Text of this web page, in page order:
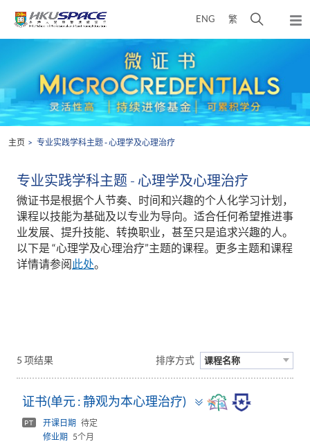
ENG 繁
开
介
面
弹
出
主页 专业实践学科主题 - 心理学及心理治疗
专业实践学科主题 - 心理学及心理治疗
微证书是根据个人节奏、时间和兴趣的个人化学习计划，
课程以技能为基础及以专业为导向。适合任何希望推进事
业发展、提升技能、转换职业，甚至只是追求兴趣的人。
以下是 “心理学及心理治疗”主题的课程。更多主题和课程
详情请参阅 此处。
5 项结果 排序方式 课程名称
证书(单元 : 静观为本心理治疗)
Toggle
panel
PT 开课日期
待定
修业期
5个月